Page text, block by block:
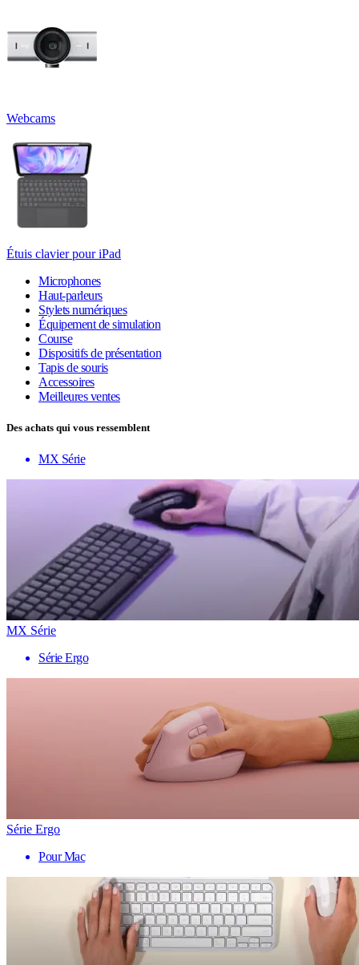
Webcams
Étuis clavier pour iPad
Microphones
Haut-parleurs
Stylets numériques
Équipement de simulation
Course
Dispositifs de présentation
Tapis de souris
Accessoires
Meilleures ventes
Des achats qui vous ressemblent
MX Série
MX Série
Série Ergo
Série Ergo
Pour Mac